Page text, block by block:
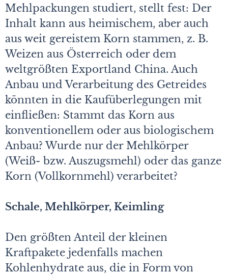
Mehlpackungen studiert, stellt fest: Der
Inhalt kann aus heimischem, aber auch
aus weit gereistem Korn stammen, z. B.
Weizen aus Österreich oder dem
weltgrößten Exportland China. Auch
Anbau und Verarbeitung des Getreides
könnten in die Kaufüberlegungen mit
einfließen: Stammt das Korn aus
konventionellem oder aus biologischem
Anbau? Wurde nur der Mehlkörper
(Weiß- bzw. Auszugsmehl) oder das ganze
Korn (Vollkornmehl) verarbeitet?
Schale, Mehlkörper, Keimling
Den größten Anteil der kleinen
Kraftpakete jedenfalls machen
Kohlenhydrate aus, die in Form von